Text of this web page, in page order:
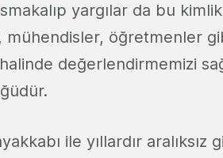
yargılar da bu kimlik
mühendisler, öğretmenler
değerlendirmemizi
ile yıllardır aralıksız